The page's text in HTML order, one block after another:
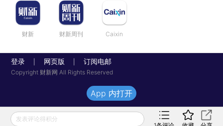
财新 财新周刊 Caixin
登录 网页版 订阅电邮
Copyright 财新网 All Rights Reserved
发表评论得积分
App 内打开